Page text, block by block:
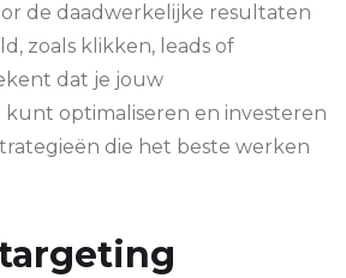
de daadwerkelijke resultaten
zoals klikken, leads of
dat je jouw
optimaliseren en investeren
die het beste werken